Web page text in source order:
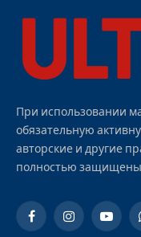
При использовании
обязательную
авторские и другие
полностью
FacebookInstagram